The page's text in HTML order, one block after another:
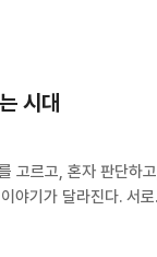
시대
고르고, 혼자 판단하고,
야기가 달라진다. 서로
다. A2A 프로토콜은 이